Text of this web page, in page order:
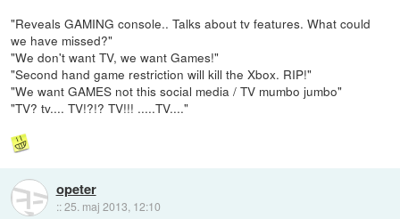
"Reveals GAMING console.. Talks about tv features. What could
we have missed?"
"We don't want TV, we want Games!"
"Second hand game restriction will kill the Xbox. RIP!"
"We want GAMES not this social media / TV mumbo jumbo"
"TV? tv.... TV!?!? TV!!! .....TV...."
opeter
::25. maj 2013, 12:10